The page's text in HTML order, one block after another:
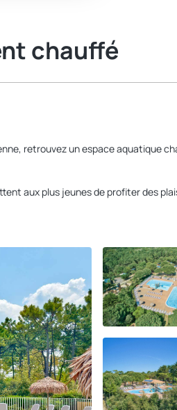
chauffé
retrouvez un espace aquatique
aux plus jeunes de profiter des